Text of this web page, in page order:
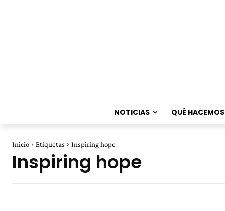
NOTICIAS QUÉ HACEMOS
Inicio Etiquetas Inspiring hope
Inspiring hope